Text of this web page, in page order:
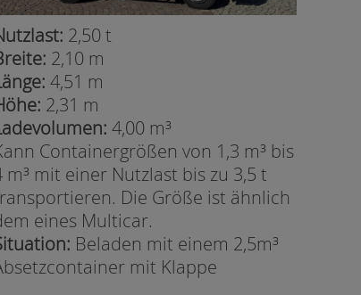
2,50 t
2,10 m
4,51 m
2,31 m
4,00 m³
Containergrößen von 1,3 m³ bis
m³ mit einer Nutzlast bis zu 3,5 t
Die Größe ist ähnlich
eines Multicar.
Beladen mit einem 2,5m³
mit Klappe